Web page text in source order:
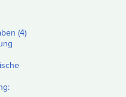
(4)